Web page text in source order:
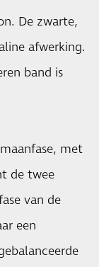
De zwarte,
afwerking.
band is
met
de twee
van de
een